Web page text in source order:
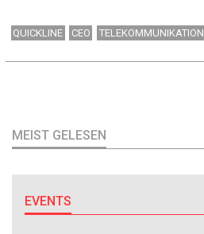
QUICKLINE CEO TELEKOMMUNIKATION
MEIST GELESEN
EVENTS